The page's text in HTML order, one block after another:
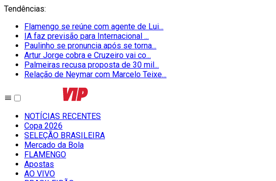
Tendências:
Flamengo se reúne com agente de Lui...
IA faz previsão para Internacional ...
Paulinho se pronuncia após se torna...
Artur Jorge cobra e Cruzeiro vai co...
Palmeiras recusa proposta de 30 mil...
Relação de Neymar com Marcelo Teixe...
NOTÍCIAS RECENTES
Copa 2026
SELEÇÃO BRASILEIRA
Mercado da Bola
FLAMENGO
Apostas
AO VIVO